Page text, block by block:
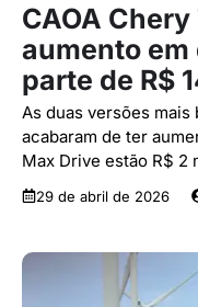
CAOA
aumento em
parte de R$
As duas versões mais
acabaram de ter
Max Drive estão R$ 2
29 de abril de 2026